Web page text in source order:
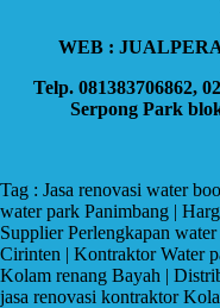
WEB :
Telp. 081383706862,
Serpong Park
Tag : Jasa renovasi water
water park Panimbang |
Supplier Perlengkapan
Cirinten | Kontraktor Water
Kolam renang Bayah |
jasa renovasi kontraktor